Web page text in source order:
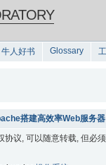
牛人好书 Glossary
搭建高效率Web服务器
协议, 可以随意转载, 但必